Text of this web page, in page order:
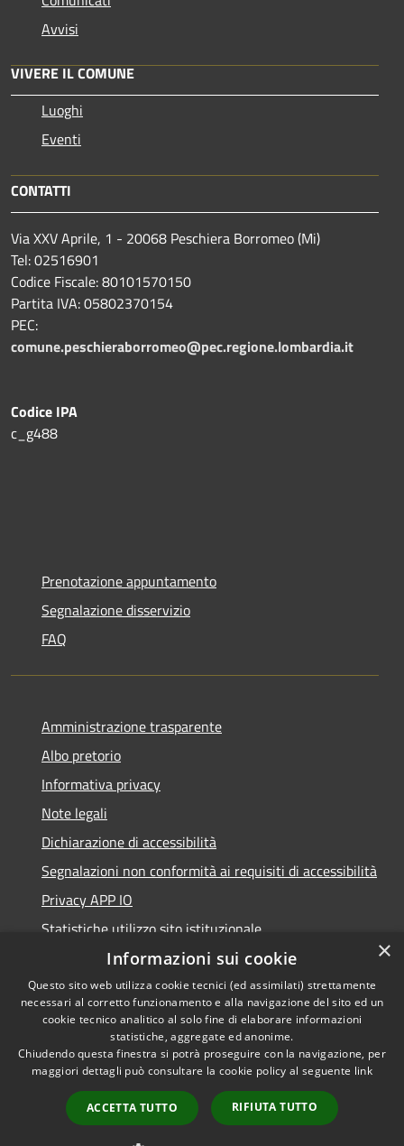
Avvisi
VIVERE IL COMUNE
Luoghi
Eventi
CONTATTI
Via XXV Aprile, 1 - 20068 Peschiera Borromeo (Mi)
Tel: 02516901
Codice Fiscale: 80101570150
Partita IVA: 05802370154
PEC:
comune.peschieraborromeo@pec.regione.lombardia.it
Codice IPA
c_g488
Prenotazione appuntamento
Segnalazione disservizio
FAQ
Amministrazione trasparente
Albo pretorio
Informativa privacy
Note legali
Dichiarazione di accessibilità
Segnalazioni non conformità ai requisiti di accessibilità
Privacy APP IO
Statistiche utilizzo sito istituzionale
Qualità dei Servizi Comunali
RSS
Accessibilità
Copyright © 2023 •
Città di Peschiera
Borromeo •
Powered byMunicipium
×
Informazioni sui cookie
Questo sito web utilizza cookie tecnici (ed assimilati) strettamente
necessari al corretto funzionamento e alla navigazione del sito ed un
cookie tecnico analitico al solo fine di elaborare informazioni
statistiche, aggregate ed anonime.
Chiudendo questa finestra si potrà proseguire con la navigazione, per
maggiori dettagli può consultare la cookie policy al seguente link
ACCETTA TUTTO RIFIUTA TUTTO